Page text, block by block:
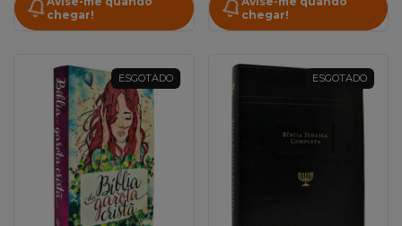
chegar!
chegar!
ESGOTADO ESGOTADO